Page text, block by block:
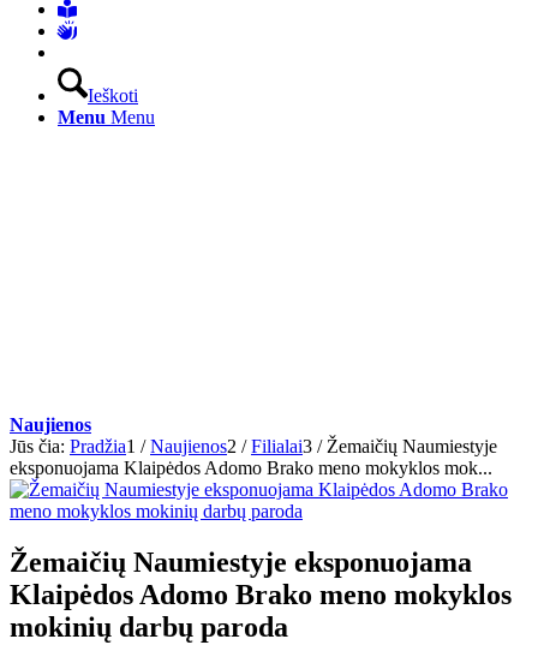
Ieškoti
Menu Menu
Naujienos
Jūs čia: Pradžia1 / Naujienos2 / Filialai3 / Žemaičių Naumiestyje
eksponuojama Klaipėdos Adomo Brako meno mokyklos mok...
Žemaičių Naumiestyje eksponuojama
Klaipėdos Adomo Brako meno mokyklos
mokinių darbų paroda